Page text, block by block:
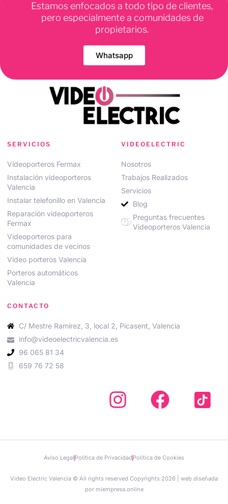
Estamos enfocados a todo tipo de clientes,
pero especialmente a comunidades de
propietarios.
Whatsapp
SERVICIOS
Videoporteros Fermax
Instalación videoporteros
Valencia
Instalar telefonillo en Valencia
Reparación videoporteros
Fermax
Videoporteros para
comunidades de vecinos
Video porteros Valencia
Porteros automáticos
Valencia
VIDEOELECTRIC
Nosotros
Trabajos Realizados
Servicios
Blog
Preguntas frecuentes
Videoporteros Valencia
CONTACTO
C/ Mestre Ramírez, 3, local 2, Picasent, Valencia
info@videoelectricvalencia.es
96 065 81 34
659 76 72 58
Aviso Legal Política de Privacidad Política de Cookies
Video Electric Valencia © All rights reserved Copyrights 2026 | web diseñada
por miempresa.online